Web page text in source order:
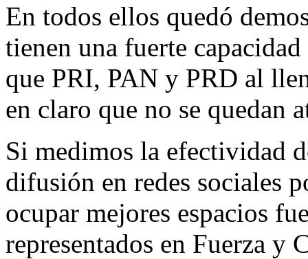
En todos ellos quedó
tienen una fuerte
que PRI, PAN y PRD al
en claro que no se quedan
Si medimos la efectividad
difusión en redes sociales
ocupar mejores espacios
representados en Fuerza y